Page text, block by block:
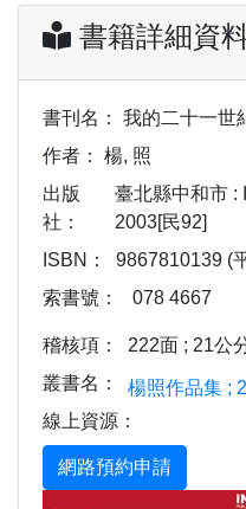
書籍詳細資
書刊名：
我的二十一世
作者：
楊, 照
出版
社：
臺北縣中和市 :
2003[民92]
ISBN：
9867810139 (
索書號：
078 4667
稽核項：
222面 ; 21公
叢書名：
楊照作品集 ; 2
線上資源：